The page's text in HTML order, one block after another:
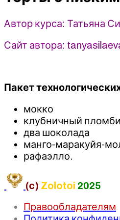
Татьяна
Силаева
(2024)
tanya_silaeva
Автор курса: Татьяна
Сайт автора:
Пакет
мокко
клубничный
два шоколада
манго-маракуйя-
рафаэлло.
(c) Zolotoi 2025
Правообладателям